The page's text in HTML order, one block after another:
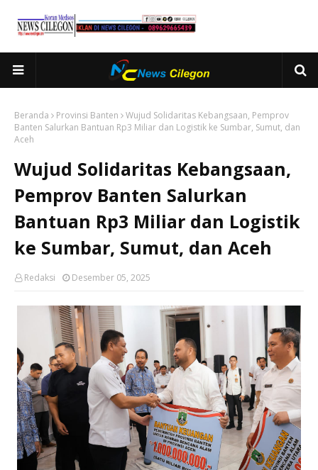
Beranda Provinsi Banten
Wujud Solidaritas Kebangsaan, Pemprov
Banten Salurkan Bantuan Rp3 Miliar dan Logistik ke Sumbar, Sumut, dan
Aceh​
Wujud Solidaritas Kebangsaan,
Pemprov Banten Salurkan
Bantuan Rp3 Miliar dan Logistik
ke Sumbar, Sumut, dan Aceh​
Redaksi Desember 05, 2025